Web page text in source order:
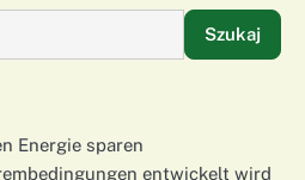
Szukaj
Energie sparen
entwickelt wird